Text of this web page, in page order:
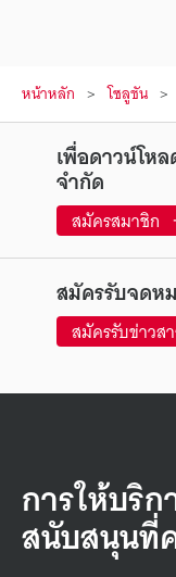
หน้าหลัก โซลูชัน
เพื่อดาวน์โห
จำกัด
สมัครสมาชิก
สมัครรับจดห
สมัครรับข่าวส
การให้บริ
สนับสนุนที่